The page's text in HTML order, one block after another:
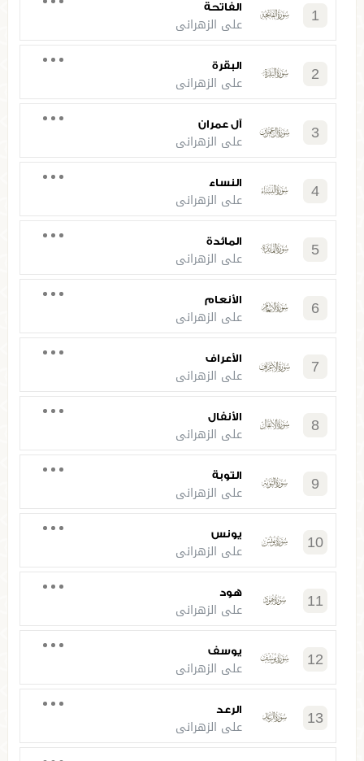
1 الفاتحة
علي الزهراني
2 البقرة
علي الزهراني
3 آل عمران
علي الزهراني
4 النساء
علي الزهراني
5 المائدة
علي الزهراني
6 الأنعام
علي الزهراني
7 الأعراف
علي الزهراني
8 الأنفال
علي الزهراني
9 التوبة
علي الزهراني
10 يونس
علي الزهراني
11 هود
علي الزهراني
12 يوسف
علي الزهراني
13 الرعد
علي الزهراني